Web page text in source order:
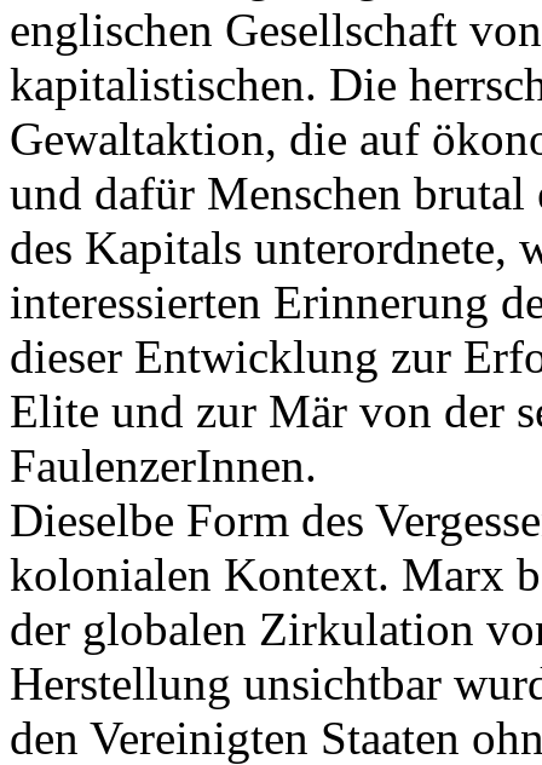
englischen Gesellschaft
kapitalistischen. Die
Gewaltaktion, die auf
und dafür Menschen
des Kapitals unterordnete,
interessierten Erinnerung
dieser Entwicklung zur
Elite und zur Mär von der
FaulenzerInnen.
Dieselbe Form des
kolonialen Kontext. Marx
der globalen Zirkulation
Herstellung unsichtbar
den Vereinigten Staaten